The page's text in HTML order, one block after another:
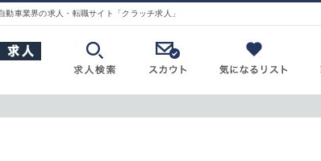
動車業界の求人・転職サイト「クラッチ求人」